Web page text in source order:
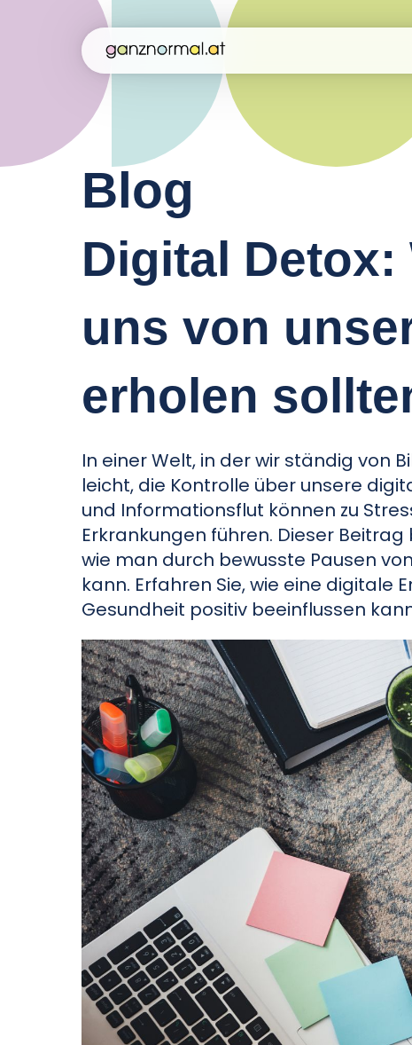
Blog
Digital
uns von
erholen
In einer Welt, in der wir ständig von
leicht, die Kontrolle über unsere
und Informationsflut können zu
Erkrankungen führen. Dieser
wie man durch bewusste Pausen
kann. Erfahren Sie, wie eine digitale
Gesundheit positiv beeinflussen